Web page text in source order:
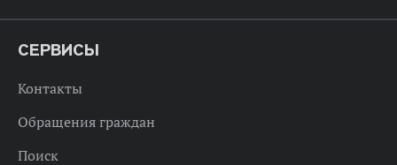
СЕРВИСЫ
Контакты
Обращения граждан
Поиск